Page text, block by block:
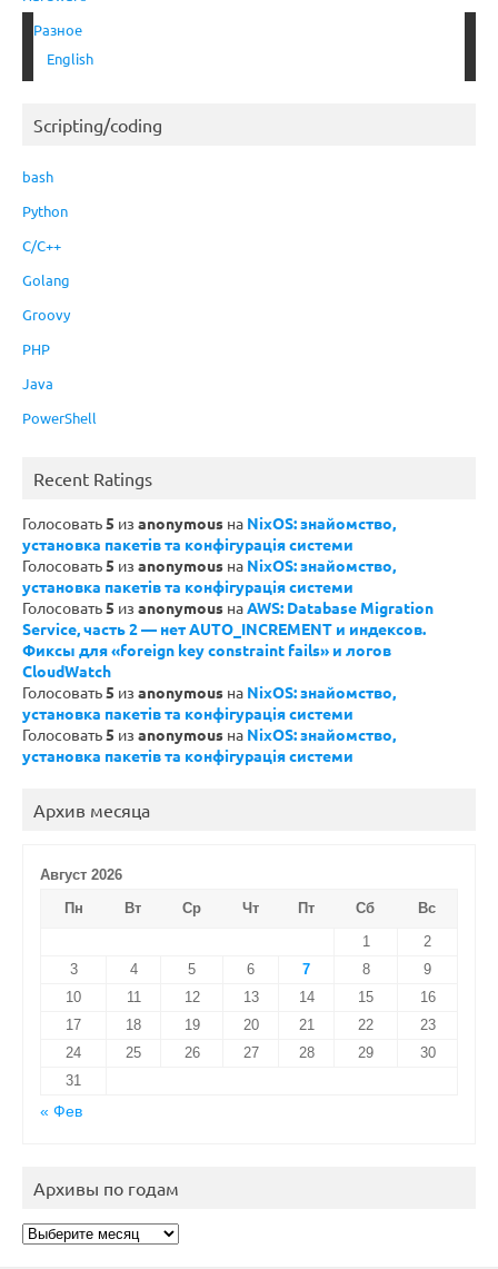
Разное
English
Scripting/coding
bash
Python
C/C++
Golang
Groovy
PHP
Java
PowerShell
Recent Ratings
Голосовать5 из anonymous на NixOS: знайомство,
установка пакетів та конфігурація системи
Голосовать5 из anonymous на NixOS: знайомство,
установка пакетів та конфігурація системи
Голосовать5 из anonymous наAWS: Database Migration
Service, часть 2 — нет AUTO_INCREMENT и индексов.
Фиксы для «foreign key constraint fails» и логов
CloudWatch
Голосовать5 из anonymous на NixOS: знайомство,
установка пакетів та конфігурація системи
Голосовать5 из anonymous на NixOS: знайомство,
установка пакетів та конфігурація системи
Архив месяца
Август 2026
Пн
Вт Ср Чт Пт Сб
Вс
1
2
3
4 5 6 7 8
9
10
11 12 13 14 15
16
17
18 19 20 21 22
23
24
25 26 27 28 29
30
31
« Фев
Архивы по годам
Архивы